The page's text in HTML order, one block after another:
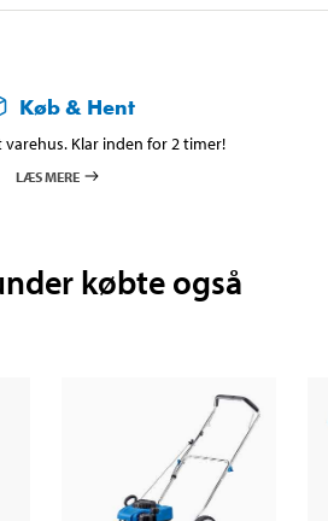
Køb & Hent
varehus. Klar inden for 2 timer!
LÆS MERE
købte også